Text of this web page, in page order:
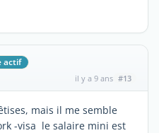
actif
il y a 9 ans #13
mais il me semble
-visa le salaire mini est